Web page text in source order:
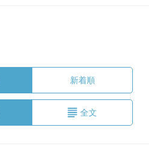
新着順
全文